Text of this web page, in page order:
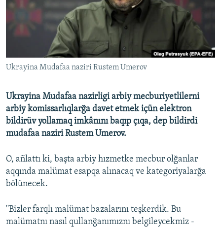
Русский
RFE/RS bütün saytları
Ukrayina Mudafaa naziri Rustem Umerov
Ukrayina Mudafaa nazirligi arbiy mecburiyetlilerni
arbiy komissarlıqlarğa davet etmek içün elektron
bildirüv yollamaq imkânını baqıp çıqa, dep bildirdi
mudafaa naziri Rustem Umerov.
O, añlattı ki, başta arbiy hızmetke mecbur olğanlar
aqqında malümat esapqa alınacaq ve kategoriyalarğa
bölünecek.
''Bizler farqlı malümat bazalarını teşkerdik. Bu
malümatnı nasıl qullanğanımıznı belgileycekmiz -